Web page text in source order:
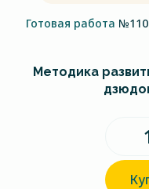
Готовая работа
Методика